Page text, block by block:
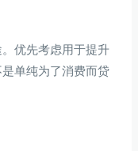
优先考虑用于提升
单纯为了消费而贷